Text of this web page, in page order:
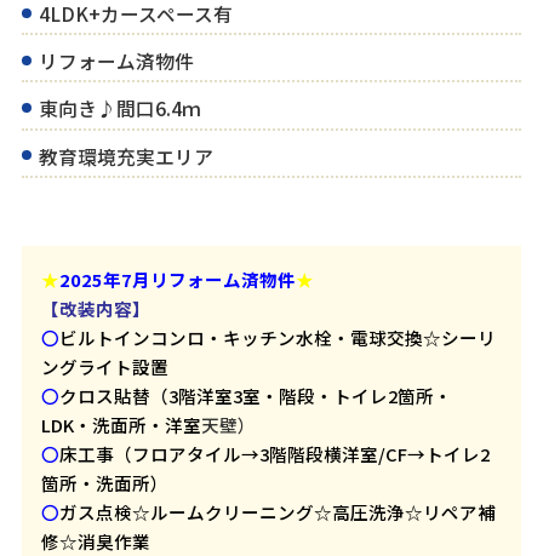
4LDK+カースペース有
リフォーム済物件
東向き♪間口6.4ｍ
教育環境充実エリア
★2025年7月 リフォーム済物件★
【改装内容】
〇ビルトインコンロ・キッチン水栓・電球交換☆シーリ
ングライト設置
〇クロス貼替（3階洋室3室・階段・トイレ2箇所・
LDK・洗面所・洋室天壁）
〇床工事（フロアタイル→3階階段横洋室/CF→トイレ2
箇所・洗面所）
〇ガス点検☆ルームクリーニング☆高圧洗浄☆リペア補
修☆消臭作業